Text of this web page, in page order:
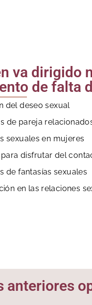
va dirigido
de falta
del deseo sexual
de pareja
sexuales en mujeres
disfrutar del
de fantasías sexuales
en las relaciones
anteriores